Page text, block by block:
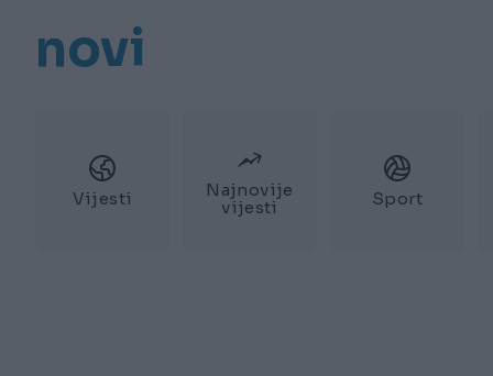
novi
Vijesti
Najnovije
vijesti
Sport